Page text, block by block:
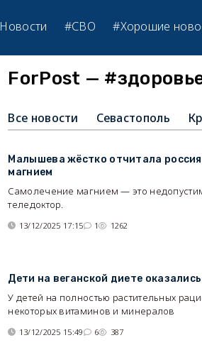
Новости #СВО #Хорошие
ForPost —
Все новости Севастополь
Малышева жёстко отчитала
магнием
Самолечение магнием — это
теледоктор.
13/12/2025 17:15 1 1262
Дети на веганской диете
У детей на полностью растительных
некоторых витаминов и минералов
13/12/2025 15:49 6 387